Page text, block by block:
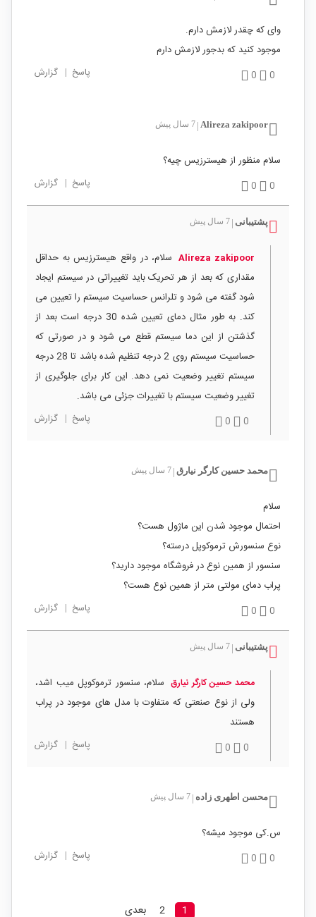
وای که چقدر لازمش دارم.
موجود کنید که بدجور لازمش دارم
0
0 پاسخ | گزارش
Alireza zakipoor 7 سال پیش
سلام منظور از هیسترزیس چیه؟
0
0 پاسخ | گزارش
پشتیبانی 7 سال پیش
Alireza zakipoor سلام، در واقع هیسترزیس به حداقل
مقداری که بعد از هر تحریک باید تغییراتی در سیستم ایجاد
شود گفته می شود و تلرانس حساسیت سیستم را تعیین می
کند. به طور مثال دمای تعیین شده 30 درجه است بعد از
گذشتن از این دما سیستم قطع می شود و در صورتی که
حساسیت سیستم روی 2 درجه تنظیم شده باشد تا 28 درجه
سیستم تغییر وضعیت نمی دهد. این کار برای جلوگیری از
تغییر وضعیت سیستم با تغییرات جزئی می باشد.
0
0 پاسخ | گزارش
محمد حسین کارگر نیارق 7 سال پیش
سلام
احتمال موجود شدن این ماژول هست؟
نوع سنسورش ترموکوپل درسته؟
سنسور از همین نوع در فروشگاه موجود دارید؟
پراب دمای مولتی متر از همین نوع هست؟
0
0 پاسخ | گزارش
پشتیبانی 7 سال پیش
محمد حسین کارگر نیارق سلام، سنسور ترموکوپل میب اشد،
ولی از نوع صنعتی که متفاوت با مدل های موجود در پراب
هستند
0
0 پاسخ | گزارش
محسن اطهری زاده 7 سال پیش
س.کی موجود میشه؟
0
0 پاسخ | گزارش
1
2 بعدی